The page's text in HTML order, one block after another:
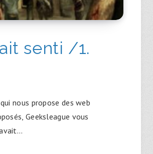
senti /1.
nous propose des web
Geeksleague vous